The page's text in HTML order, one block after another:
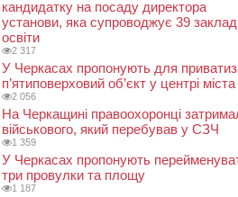
кандидатку на посаду директора
установи, яка супроводжує 39
освіти
2 317
У Черкасах пропонують для
п’ятиповерховий об’єкт у центрі міста
2 056
На Черкащині правоохоронці
військового, який перебував у СЗЧ
1 359
У Черкасах пропонують
три провулки та площу
1 187